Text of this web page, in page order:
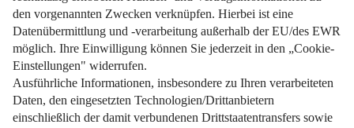
Impressum Datenschutz Nutzungsbedingungen
Pflichtinformationen AGB Über uns Bildquellen
Barrierefreiheit Widerrufsformular